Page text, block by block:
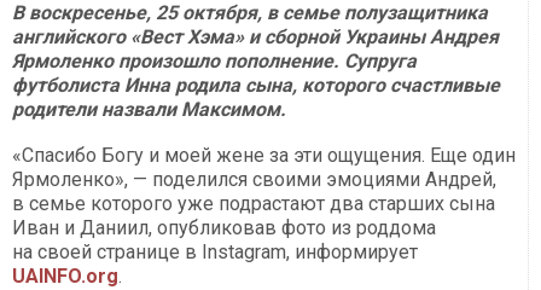
В воскресенье, 25 октября, в семье полузащитника
английского «Вест Хэма» и сборной Украины Андрея
Ярмоленко произошло пополнение. Супруга
футболиста Инна родила сына, которого счастливые
родители назвали Максимом.
«Спасибо Богу и моей жене за эти ощущения. Еще один
Ярмоленко», — поделился своими эмоциями Андрей,
в семье которого уже подрастают два старших сына
Иван и Даниил, опубликовав фото из роддома
на своей странице в Instagram, информирует
UAINFO.org.